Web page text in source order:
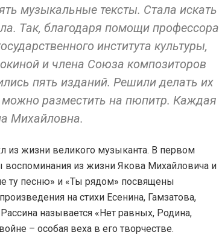
музыкальные тексты. Стала искать
Так, благодаря помощи профессора
института культуры,
и члена Союза композиторов
пять изданий. Решили делать их
можно разместить на пюпитр. Каждая
Михайловна.
из жизни великого музыканта. В первом
из жизни Якова Михайловича и
ту песню» и «Ты рядом» посвящены
на стихи Есенина, Гамзатова,
называется «Нет равных, Родина,
– особая веха в его творчестве.